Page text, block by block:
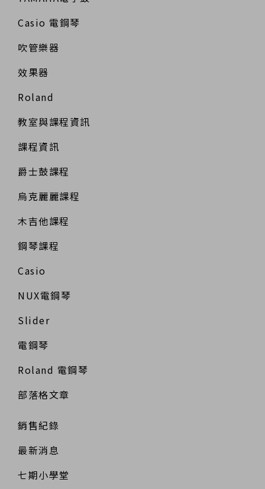
Casio 電鋼琴
吹管樂器
效果器
Roland
教室與課程資訊
課程資訊
爵士鼓課程
烏克麗麗課程
木吉他課程
鋼琴課程
Casio
NUX電鋼琴
Slider
電鋼琴
Roland 電鋼琴
部落格文章
銷售紀錄
最新消息
七期小學堂